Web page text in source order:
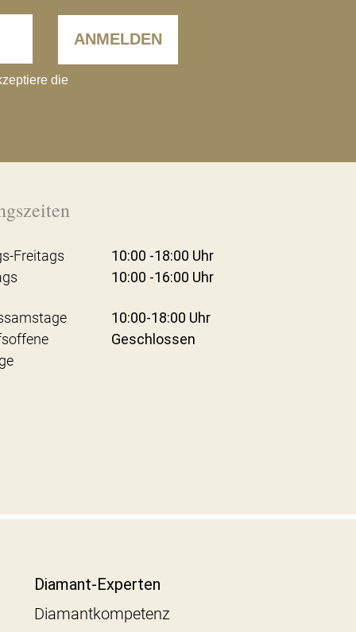
ANMELDEN
die
Freitags
10:00 -18:00 Uhr
10:00 -16:00 Uhr
10:00-18:00 Uhr
Geschlossen
Diamant-Experten
Diamantkompetenz